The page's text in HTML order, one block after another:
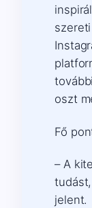
oszt
Fő
– A
jelent.